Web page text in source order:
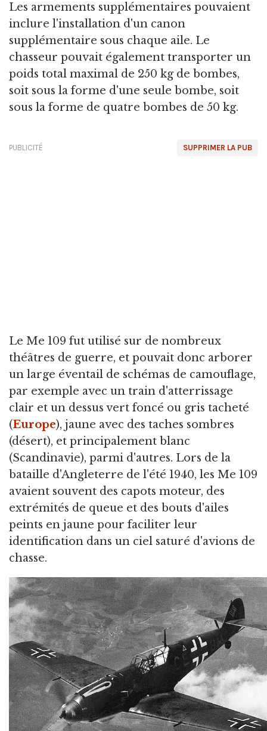
Les armements supplémentaires pouvaient
inclure l'installation d'un canon
supplémentaire sous chaque aile. Le
chasseur pouvait également transporter un
poids total maximal de 250 kg de bombes,
soit sous la forme d'une seule bombe, soit
sous la forme de quatre bombes de 50 kg.
SUPPRIMER LA PUB
PUBLICITÉ
Le Me 109 fut utilisé sur de nombreux
théâtres de guerre, et pouvait donc arborer
un large éventail de schémas de camouflage,
par exemple avec un train d'atterrissage
clair et un dessus vert foncé ou gris tacheté
(Europe), jaune avec des taches sombres
(désert), et principalement blanc
(Scandinavie), parmi d'autres. Lors de la
bataille d'Angleterre de l'été 1940, les Me 109
avaient souvent des capots moteur, des
extrémités de queue et des bouts d'ailes
peints en jaune pour faciliter leur
identification dans un ciel saturé d'avions de
chasse.